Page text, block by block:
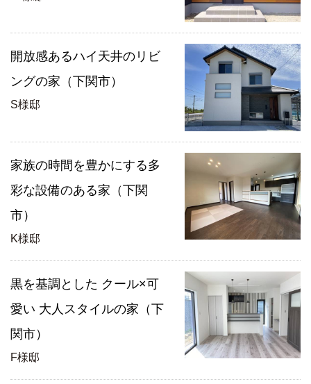
開放感あるハイ天井のリビ
ングの家（下関市）
S様邸
家族の時間を豊かにする多
彩な設備のある家（下関
市）
K様邸
黒を基調とした クール×可
愛い 大人スタイルの家（下
関市）
F様邸